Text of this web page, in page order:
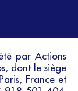
par Actions
dont le siège
France et